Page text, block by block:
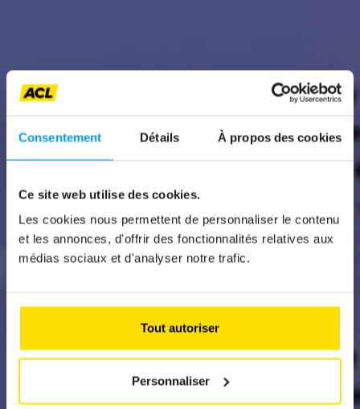
Consentement Détails À propos des cookies
Ce site web utilise des cookies.
Les cookies nous permettent de personnaliser le contenu
et les annonces, d'offrir des fonctionnalités relatives aux
médias sociaux et d'analyser notre trafic.
Tout autoriser
Personnaliser
News
PEUGEOT POLYGON